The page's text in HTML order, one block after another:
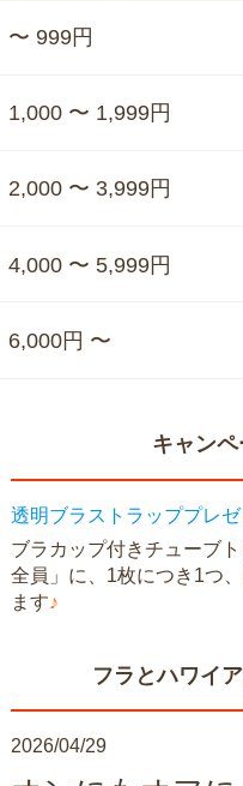
〜 999円
1,000 〜 1,999円
2,000 〜 3,999円
4,000 〜 5,999円
6,000円 〜
キャン
透明ブラストラッププレ
ブラカップ付きチューブ
全員」に、1枚につき1つ
ます♪
フラとハワイ
2026/04/29